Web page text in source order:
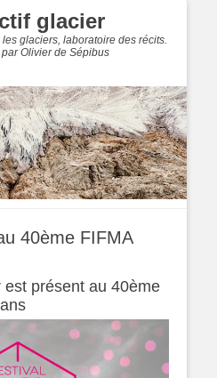
glacier
glaciers, laboratoire des récits.
Olivier de Sépibus
40ème FIFMA
présent au 40ème